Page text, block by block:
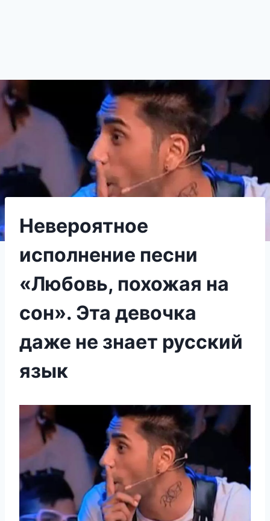
Невероятное
исполнение песни
«Любовь, похожая на
сон». Эта девочка
даже не знает русский
язык